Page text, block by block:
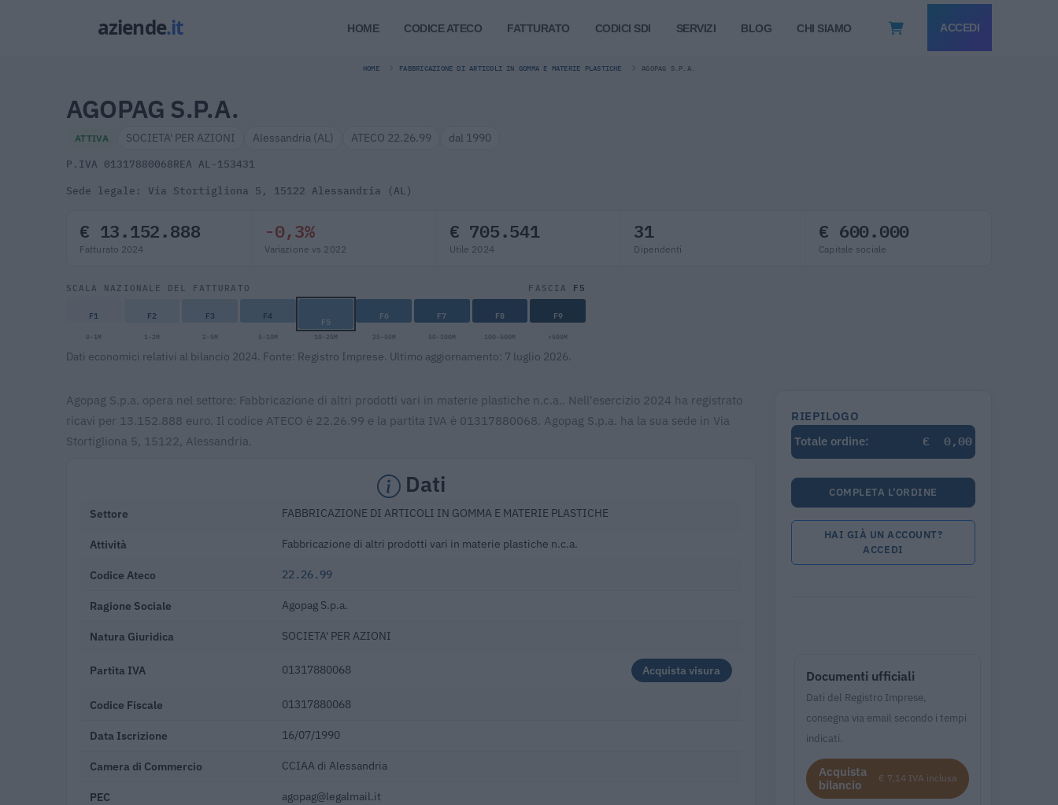
HOME CODICE ATECO FATTURATO CODICI SDI SERVIZI BLOG CHI SIAMO ACCEDI
HOME FABBRICAZIONE DI ARTICOLI IN GOMMA E MATERIE PLASTICHE AGOPAG S.P.A.
AGOPAG S.P.A.
ATTIVA SOCIETA' PER AZIONI Alessandria (AL) ATECO 22.26.99 dal 1990
P.IVA 01317880068REA AL-153431
Sede legale: Via Stortigliona 5, 15122 Alessandria (AL)
€ 13.152.888
Fatturato 2024
-0,3%
Variazione vs 2022
€ 705.541
Utile 2024
31
Dipendenti
€ 600.000
Capitale sociale
SCALA NAZIONALE DEL FATTURATO FASCIA F5
F1 F2 F3 F4 F5 F6 F7 F8 F9
0-1M 1-2M 2-5M 5-10M 10-25M 25-50M 50-100M 100-500M >500M
Dati economici relativi al bilancio 2024. Fonte: Registro Imprese. Ultimo aggiornamento: 7 luglio 2026.
Agopag S.p.a. opera nel settore: Fabbricazione di altri prodotti vari in materie plastiche n.c.a.. Nell'esercizio 2024 ha registrato
ricavi per 13.152.888 euro. Il codice ATECO è 22.26.99 e la partita IVA è 01317880068. Agopag S.p.a. ha la sua sede in Via
Stortigliona 5, 15122, Alessandria.
Dati
Settore FABBRICAZIONE DI ARTICOLI IN GOMMA E MATERIE PLASTICHE
Attività Fabbricazione di altri prodotti vari in materie plastiche n.c.a.
Codice Ateco 22.26.99
Ragione Sociale Agopag S.p.a.
Natura Giuridica SOCIETA' PER AZIONI
Partita IVA 01317880068 Acquista visura
Codice Fiscale 01317880068
Data Iscrizione 16/07/1990
Camera di Commercio CCIAA di Alessandria
PEC agopag@legalmail.it
RIEPILOGO
Totale ordine:
€ 0,00
COMPLETA L'ORDINE
HAI GIÀ UN ACCOUNT?
ACCEDI
Documenti ufficiali
Dati del Registro Imprese,
consegna via email secondo i tempi
indicati.
Acquista
bilancio
€ 7,14 IVA inclusa